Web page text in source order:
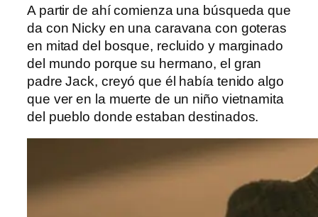
A partir de ahí comienza una búsqueda que
da con Nicky en una caravana con goteras
en mitad del bosque, recluido y marginado
del mundo porque su hermano, el gran
padre Jack, creyó que él había tenido algo
que ver en la muerte de un niño vietnamita
del pueblo donde estaban destinados.